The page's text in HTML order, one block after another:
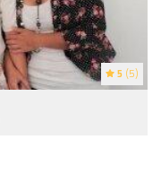
5 (5)